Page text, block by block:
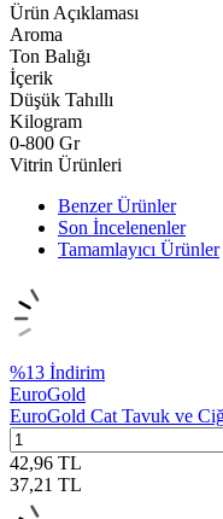
Ürün Açıklaması
Aroma
Ton Balığı
İçerik
Düşük Tahıllı
Kilogram
0-800 Gr
Vitrin Ürünleri
Benzer Ürünler
Son İncelenenler
Tamamlayıcı Ürünler
%13 İndirim
EuroGold
EuroGold Cat Tavuk ve
42,96 TL
37,21 TL